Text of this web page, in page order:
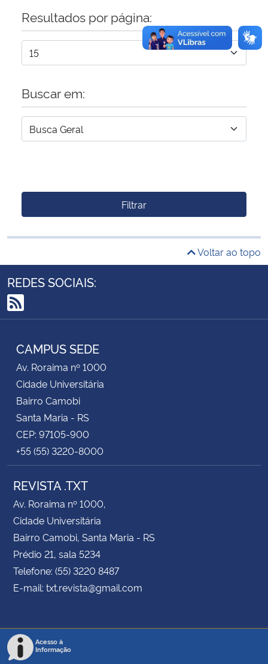
Banco Central do Brasil
Planalto
Resultados por página:
Buscar em:
Filtrar
Voltar ao topo
REDES SOCIAIS:
RSS
CAMPUS SEDE
Av. Roraima nº 1000
Cidade Universitária
Bairro Camobi
Santa Maria - RS
CEP: 97105-900
+55 (55) 3220-8000
REVISTA .TXT
Av. Roraima nº 1000,
Cidade Universitária
Bairro Camobi, Santa Maria - RS
Prédio 21, sala 5234
Telefone: (55) 3220 8487
E-mail: txt.revista@gmail.com
Acesso à
Informação